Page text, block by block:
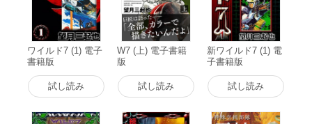
ワイルド7 (1) 電子
書籍版
試し読み
W7 (上) 電子書籍
版
試し読み
新ワイルド7 (1) 電
子書籍版
試し読み